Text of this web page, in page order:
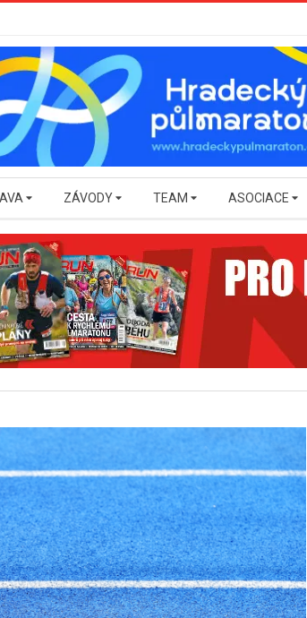
ZÁVODY TEAM ASOCIACE